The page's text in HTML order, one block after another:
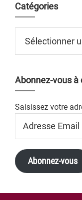
Catégories
Abonnez-vous à
Saisissez votre
Email
Abonnez-vous